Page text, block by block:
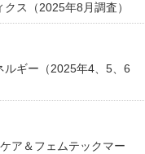
ス（2025年8月調査）
ルギー（2025年4、5、6
ア＆フェムテックマー